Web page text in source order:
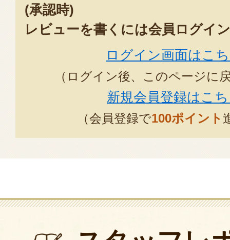
(承認時)
レビューを書くには会員ログイ
ログイン画面はこ
（ログイン後、このページに
新規会員登録はこ
（会員登録で100ポイント